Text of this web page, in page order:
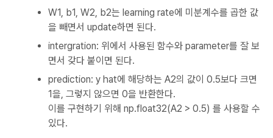
W1, b1, W2, b2는 learning rate에 미분계수를 곱한 값
을 빼면서 update하면 된다.
intergration: 위에서 사용된 함수와 parameter를 잘 보
면서 갖다 붙이면 된다.
prediction: y hat에 해당하는 A2의 값이 0.5보다 크면
1을, 그렇지 않으면 0을 반환한다.
이를 구현하기 위해 np.float32(A2 > 0.5) 를 사용할 수
있다.